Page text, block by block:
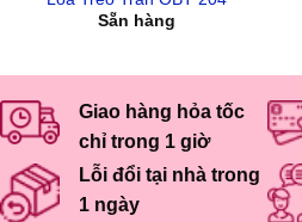
Sẵn hàng
Giao hàng hỏa tốc
chỉ trong 1 giờ
Lỗi đổi tại nhà trong
1 ngày